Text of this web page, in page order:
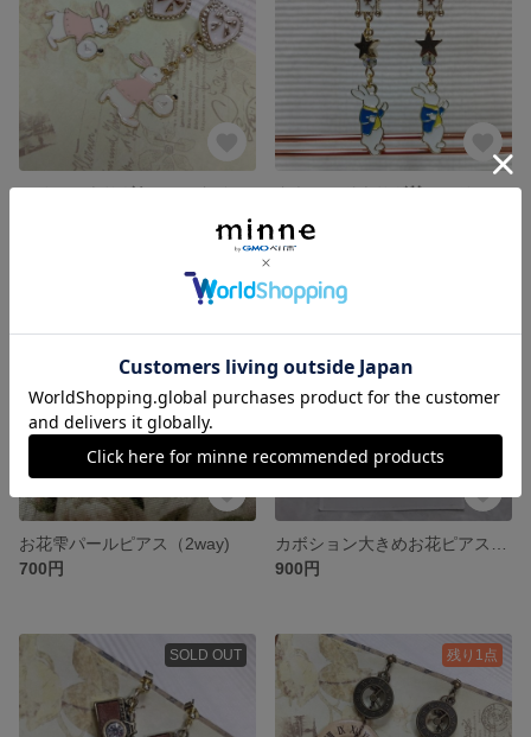
アリスのウサギ🐇(2wayタイプ）
タキシードウサギ🐰（アリス）
残り1点
お花雫パールピアス（2way)
700円
900円
SOLD OUT 残り1点